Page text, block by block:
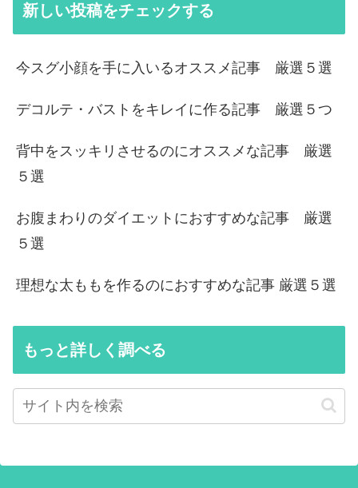
新しい投稿をチェックする
今スグ小顔を手に入いるオススメ記事 厳選５選
デコルテ・バストをキレイに作る記事 厳選５つ
背中をスッキリさせるのにオススメな記事 厳選
５選
お腹まわりのダイエットにおすすめな記事 厳選
５選
理想な太ももを作るのにおすすめな記事 厳選５選
もっと詳しく調べる